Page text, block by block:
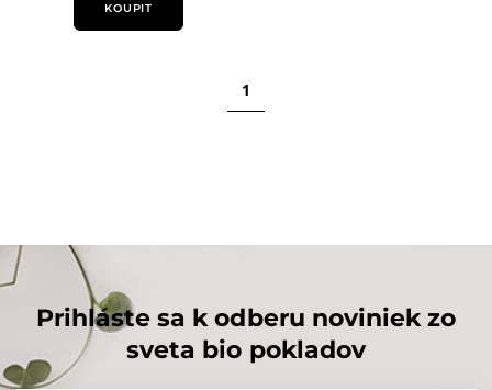
KOUPIT
1
Prihláste sa k odberu noviniek zo
sveta bio pokladov